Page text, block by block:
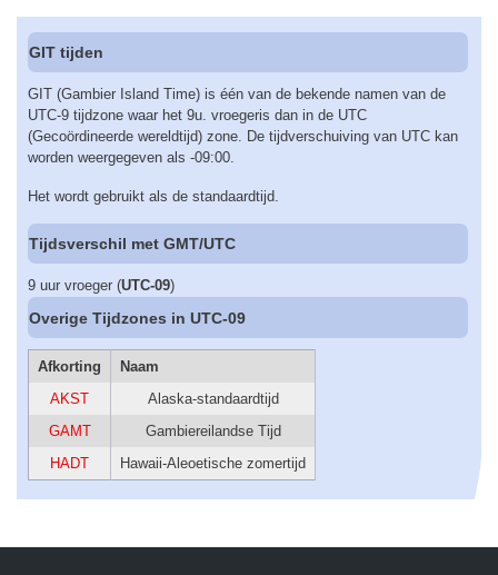
GIT tijden
GIT (Gambier Island Time) is één van de bekende namen van de
UTC-9 tijdzone waar het 9u. vroegeris dan in de UTC
(Gecoördineerde wereldtijd) zone. De tijdverschuiving van UTC kan
worden weergegeven als -09:00.
Het wordt gebruikt als de standaardtijd.
Tijdsverschil met GMT/UTC
9 uur vroeger (UTC-09)
Overige Tijdzones in UTC-09
Afkorting
Naam
AKST
Alaska-standaardtijd
GAMT
Gambiereilandse Tijd
HADT
Hawaii-Aleoetische zomertijd